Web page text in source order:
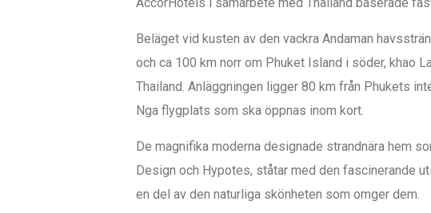
AccorHotels i samarbete med Thailand baserade
Beläget vid kusten av den vackra Andaman
och ca 100 km norr om Phuket Island i söder, khao
Thailand. Anläggningen ligger 80 km från Phukets
Nga flygplats som ska öppnas inom kort.
De magnifika moderna designade strandnära hem
Design och Hypotes, ståtar med den fascinerande
en del av den naturliga skönheten som omger dem.